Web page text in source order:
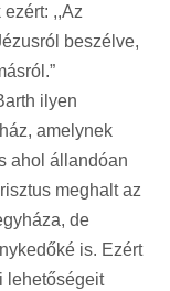
,,Az
beszélve,
ilyen
amelynek
ahol állandóan
meghalt az
de
is. Ezért
lehetőségeit